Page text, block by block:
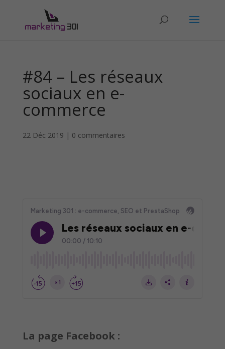
#84 – Les réseaux
sociaux en e-
commerce
22 Déc 2019 | 0 commentaires
La page Facebook :